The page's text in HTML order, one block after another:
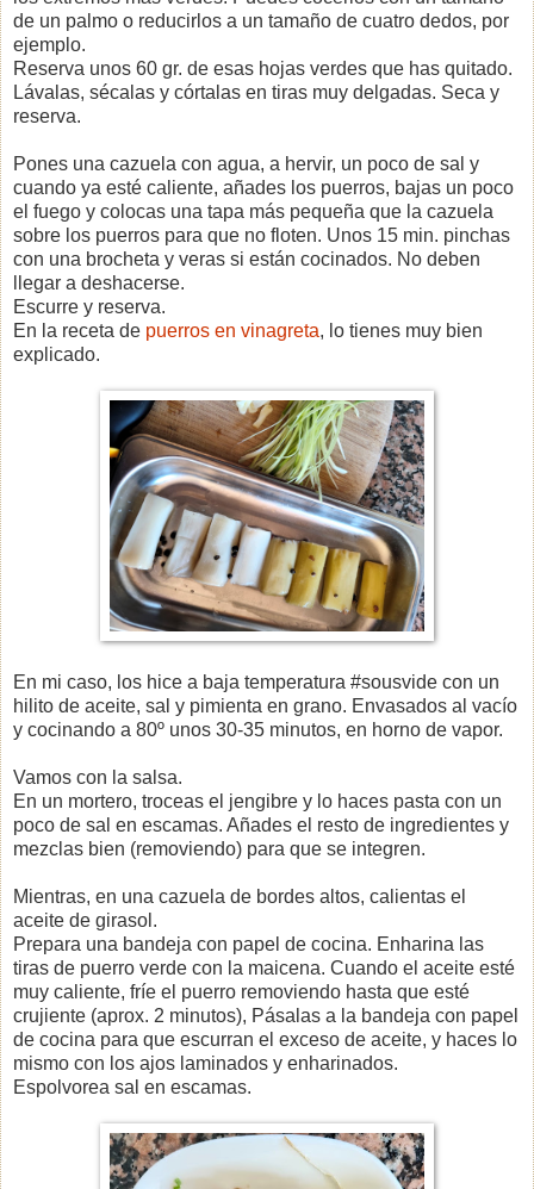
de un palmo o reducirlos a un tamaño de cuatro dedos, por
ejemplo.
Reserva unos 60 gr. de esas hojas verdes que has quitado.
Lávalas, sécalas y córtalas en tiras muy delgadas. Seca y
reserva.
Pones una cazuela con agua, a hervir, un poco de sal y
cuando ya esté caliente, añades los puerros, bajas un poco
el fuego y colocas una tapa más pequeña que la cazuela
sobre los puerros para que no floten. Unos 15 min. pinchas
con una brocheta y veras si están cocinados. No deben
llegar a deshacerse.
Escurre y reserva.
En la receta de puerros en vinagreta, lo tienes muy bien
explicado.
En mi caso, los hice a baja temperatura #sousvide con un
hilito de aceite, sal y pimienta en grano. Envasados al vacío
y cocinando a 80º unos 30-35 minutos, en horno de vapor.
Vamos con la salsa.
En un mortero, troceas el jengibre y lo haces pasta con un
poco de sal en escamas. Añades el resto de ingredientes y
mezclas bien (removiendo) para que se integren.
Mientras, en una cazuela de bordes altos, calientas el
aceite de girasol.
Prepara una bandeja con papel de cocina. Enharina las
tiras de puerro verde con la maicena. Cuando el aceite esté
muy caliente, fríe el puerro removiendo hasta que esté
crujiente (aprox. 2 minutos), Pásalas a la bandeja con papel
de cocina para que escurran el exceso de aceite, y haces lo
mismo con los ajos laminados y enharinados.
Espolvorea sal en escamas.